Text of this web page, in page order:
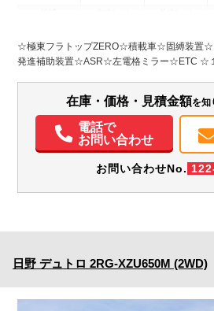
岐阜県
W:2,190
H:2,190
パワステ パワーウィンドウ ABS
電動格納ミラー
ETC
☆極東フラトップZERO☆積載車☆固縛装置
発進補助装置☆ASR☆左電格ミラー☆ETC ☆
在庫・価格・見積金額を知
電話で
お問い合わせ
お問い合わせNo.
日野 デュトロ 2RG-XZU650M (2WD)